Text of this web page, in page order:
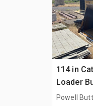
114 in
Loader
980H
Powell